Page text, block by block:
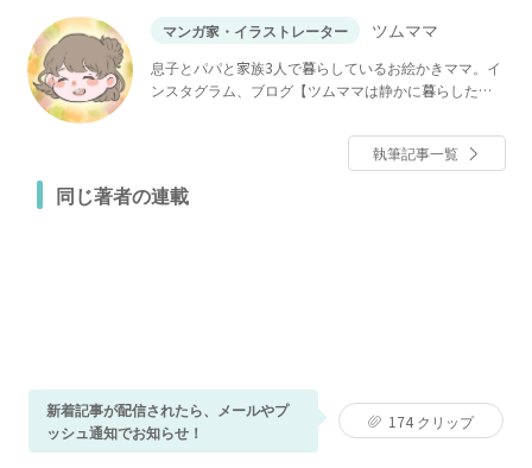
マンガ家・イラストレーター ツムママ
息子とパパと家族3人で暮らしているお絵かきママ。イ
ンスタグラム、ブログ【ツムママは静かに暮らした
執筆記事一覧
同じ著者の連載
新着記事が配信されたら、メールやプ
ッシュ通知でお知らせ！
174 クリップ